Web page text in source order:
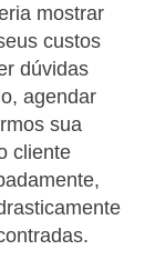
mostrar
custos
dúvidas
agendar
sua
cliente